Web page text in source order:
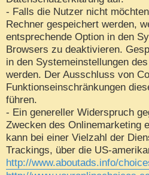
- Falls die Nutzer nicht
Rechner gespeichert werden,
entsprechende Option in den
Browsers zu deaktivieren.
in den Systemeinstellungen
werden. Der Ausschluss von
Funktionseinschränkungen
führen.
- Ein genereller Widerspruch
Zwecken des Onlinemarketing
kann bei einer Vielzahl der
Trackings, über die US-
http://www.aboutads.info/